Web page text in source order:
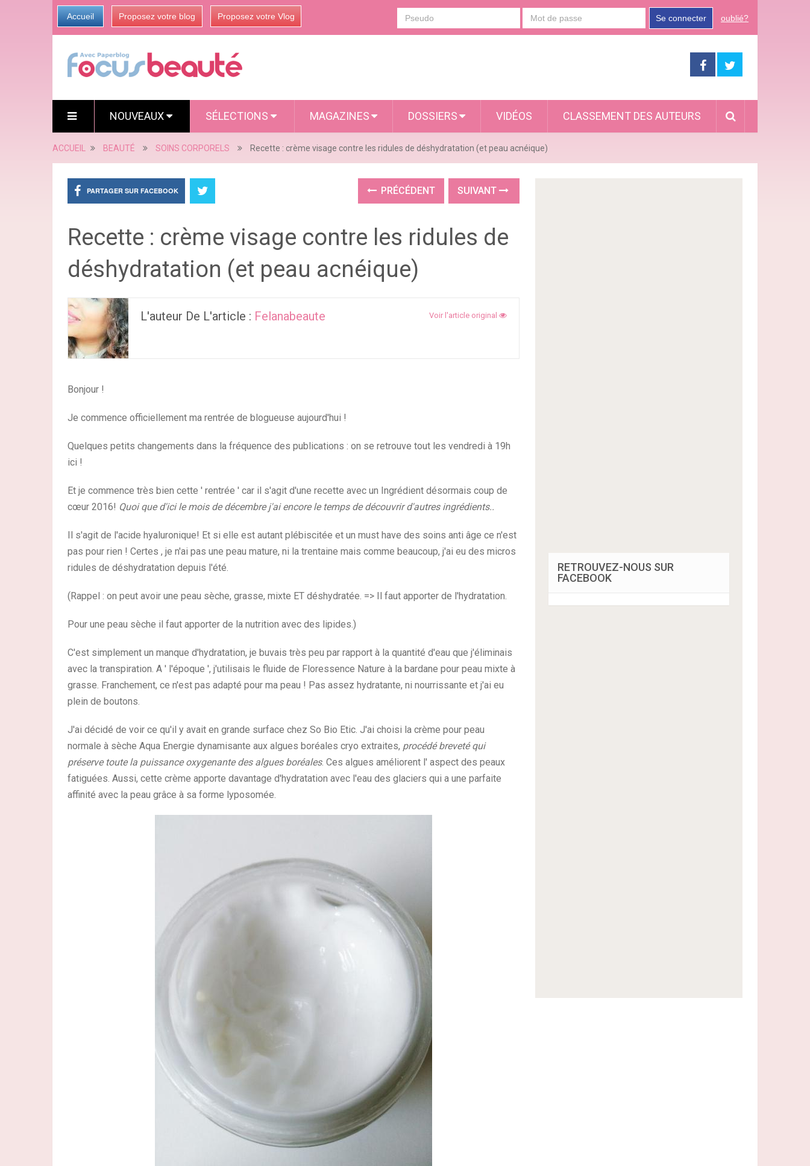
Accueil Proposez votre blog Proposez votre Vlog Se connecter oublié?
NOUVEAUX SÉLECTIONS MAGAZINES DOSSIERS VIDÉOS CLASSEMENT DES AUTEURS
ACCUEIL BEAUTÉ SOINS CORPORELS Recette : crème visage contre les ridules de déshydratation (et peau acnéique)
PARTAGER SUR FACEBOOK PRÉCÉDENT SUIVANT
Recette : crème visage contre les ridules de
déshydratation (et peau acnéique)
L'auteur De L'article : Felanabeaute Voir l'article original
Bonjour !
Je commence officiellement ma rentrée de blogueuse aujourd'hui !
Quelques petits changements dans la fréquence des publications : on se retrouve tout les vendredi à 19h
ici !
Et je commence très bien cette ' rentrée ' car il s'agit d'une recette avec un Ingrédient désormais coup de
cœur 2016! Quoi que d'ici le mois de décembre j'ai encore le temps de découvrir d'autres ingrédients..
Il s'agit de l'acide hyaluronique! Et si elle est autant plébiscitée et un must have des soins anti âge ce n'est
pas pour rien ! Certes , je n'ai pas une peau mature, ni la trentaine mais comme beaucoup, j'ai eu des micros
ridules de déshydratation depuis l'été.
(Rappel : on peut avoir une peau sèche, grasse, mixte ET déshydratée. => Il faut apporter de l'hydratation.
Pour une peau sèche il faut apporter de la nutrition avec des lipides.)
C'est simplement un manque d'hydratation, je buvais très peu par rapport à la quantité d'eau que j'éliminais
avec la transpiration. A ' l'époque ', j'utilisais le fluide de Floressence Nature à la bardane pour peau mixte à
grasse. Franchement, ce n'est pas adapté pour ma peau ! Pas assez hydratante, ni nourrissante et j'ai eu
plein de boutons.
J'ai décidé de voir ce qu'il y avait en grande surface chez So Bio Etic. J'ai choisi la crème pour peau
normale à sèche Aqua Energie dynamisante aux algues boréales cryo extraites, procédé breveté qui
préserve toute la puissance oxygenante des algues boréales. Ces algues améliorent l' aspect des peaux
fatiguées. Aussi, cette crème apporte davantage d'hydratation avec l'eau des glaciers qui a une parfaite
affinité avec la peau grâce à sa forme lyposomée.
RETROUVEZ-NOUS SUR
FACEBOOK